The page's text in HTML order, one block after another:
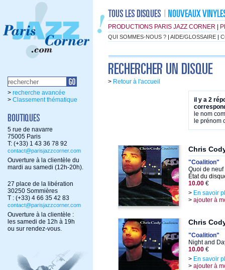
PRODUCTIONS PARIS JAZZ CORNER
QUI SOMMES-NOUS ? | AIDE/GLOSSAIRE |
> recherche avancée
> Classement thématique
5 rue de navarre
75005 Paris
T: (+33) 1 43 36 78 92
contact@parisjazzcorner.com
Ouverture à la clientèle du
mardi au samedi (12h-20h).
27 place de la libération
30250 Sommières
T : (+33) 4 66 35 42 83
contact@parisjazzcorner.com
Ouverture à la clientèle :
les samedi de 12h à 19h
ou sur rendez-vous.
> Retour à l'accueil
il y a 2
le nom
le prénom
Chris
"Coalition"
Quoi de
État du
10.00 €
> En savoir
> ajouter à
Chris
"Coalition"
Night and
10.00 €
> En savoir
> ajouter à